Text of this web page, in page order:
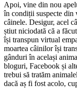
Apoi, vine din nou
în condiții suspecte din
câinele. Desigur, acel
știut niciodată că a
își transpun virtual
moartea câinilor își
gânduri în același
bloguri, Facebook și
trebui să tratăm
dacă aș fi fost acolo,